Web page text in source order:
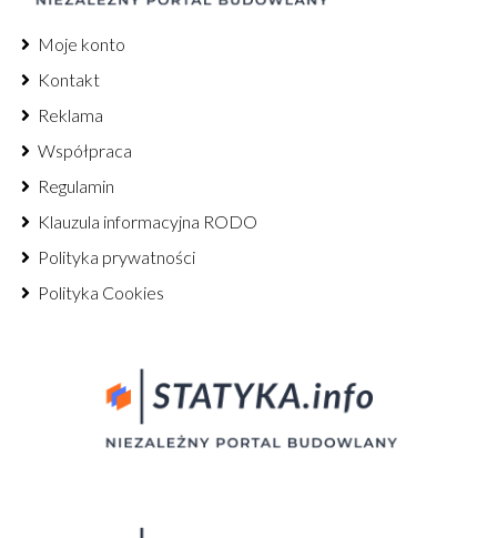
Moje konto
Kontakt
Reklama
Współpraca
Regulamin
Klauzula informacyjna RODO
Polityka prywatności
Polityka Cookies